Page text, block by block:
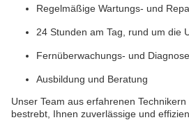
Regelmäßige Wartungs- und
24 Stunden am Tag, rund um die
Fernüberwachungs- und
Ausbildung und Beratung
Unser Team aus erfahrenen
bestrebt, Ihnen zuverlässige und